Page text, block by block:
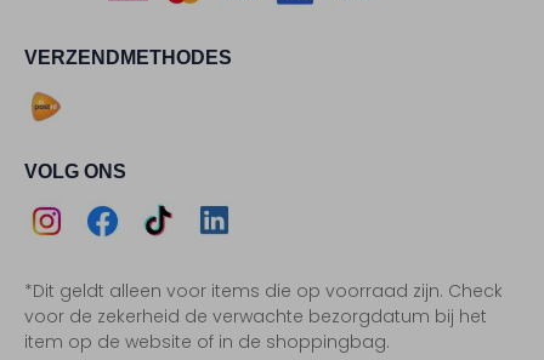
VERZENDMETHODES
VOLG ONS
Instagram
Facebook
TikTokLinkedIn
*Dit geldt alleen voor items die op voorraad zijn. Check
voor de zekerheid de verwachte bezorgdatum bij het
item op de website of in de shoppingbag.